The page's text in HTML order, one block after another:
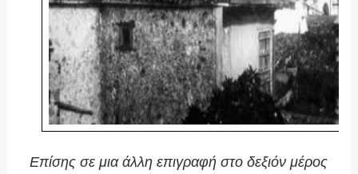
Επίσης σε μια άλλη επιγραφή στο δεξιόν μέρος